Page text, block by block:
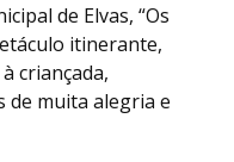
de Elvas, “Os
itinerante,
criançada,
muita alegria e